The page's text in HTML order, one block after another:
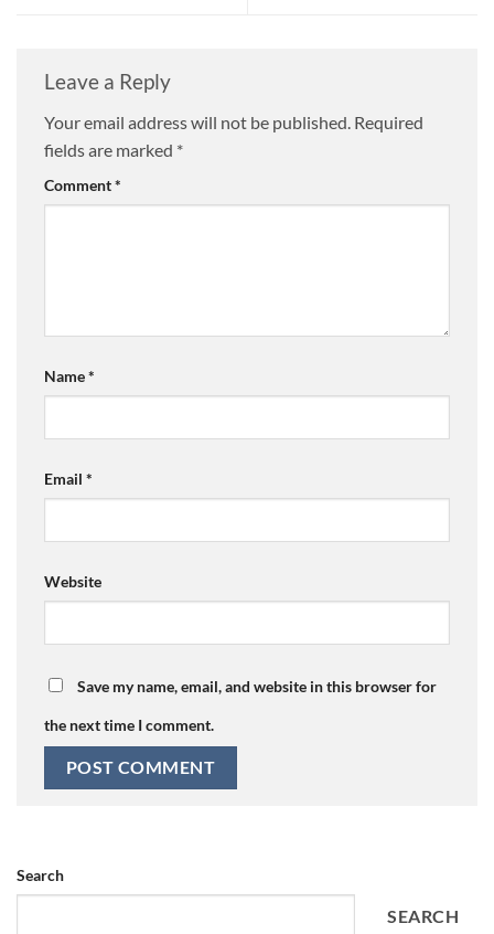
Leave a Reply
Your email address will not be published. Required
fields are marked *
Comment*
Name*
Email *
Website
Save my name, email, and website in this browser for
the next time I comment.
Search
SEARCH